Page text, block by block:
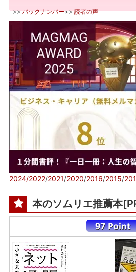
>>バックナンバー>>読者の声
2024/2022/2021/2020/2016/2015/
本のソムリエ推薦本